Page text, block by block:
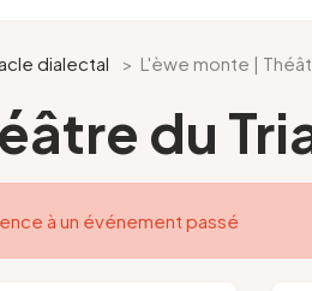
dialectal > L'èwe monte |
du
à un événement passé